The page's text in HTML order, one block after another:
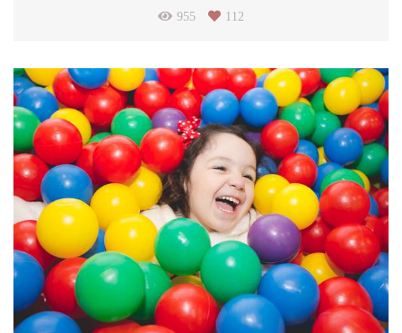
955
112